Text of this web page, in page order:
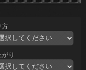
方
り